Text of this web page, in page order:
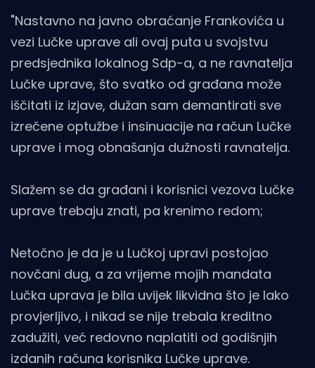
"Nastavno na javno obraćanje Frankovića u
vezi Lučke uprave ali ovaj puta u svojstvu
predsjednika lokalnog Sdp-a, a ne ravnatelja
Lučke uprave, što svatko od građana može
iščitati iz izjave, dužan sam demantirati sve
izrečene optužbe i insinuacije na račun Lučke
uprave i mog obnašanja dužnosti ravnatelja.
Slažem se da građani i korisnici vezova Lučke
uprave trebaju znati, pa krenimo redom;
Netočno je da je u Lučkoj upravi postojao
novčani dug, a za vrijeme mojih mandata
Lučka uprava je bila uvijek likvidna što je lako
provjerljivo, i nikad se nije trebala kreditno
zadužiti, već redovno naplatiti od godišnjih
izdanih računa korisnika Lučke uprave.